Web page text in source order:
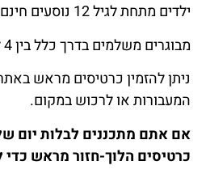
ילדים מתחת לגיל 12 נוסעים חינם.
מבוגרים משלמים בדרך כלל בין 4 ל-5 דולר לכיוון.
ניתן להזמין כרטיסים מראש
המעבורות או לרכוש במקום.
אם אתם מתכננים לבלות יום
כרטיסים הלוך-חזור מראש